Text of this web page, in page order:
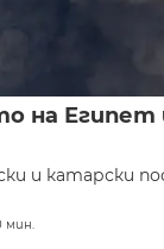
на Египет
и катарски
мин.